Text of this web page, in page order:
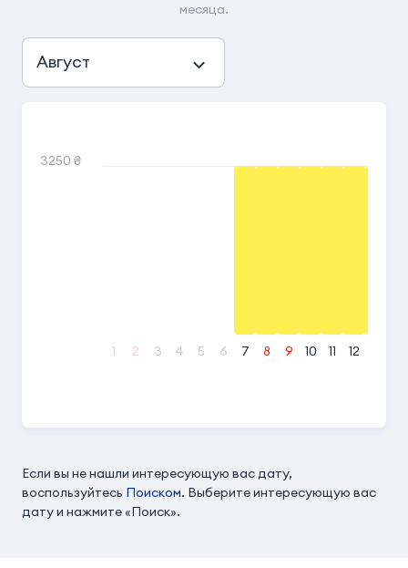
месяца.
Август
3250 ₴
1 2 3 4 5 6 7 8 9 10 11 12
Если вы не нашли интересующую вас дату,
воспользуйтесь Поиском. Выберите интересующую вас
дату и нажмите «Поиск».